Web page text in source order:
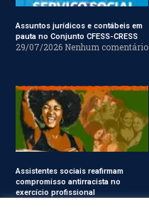
Assuntos jurídicos e contábeis em
pauta no Conjunto CFESS-CRESS
29/07/2026 Nenhum comentário
Assistentes sociais reafirmam
compromisso antirracista no
exercício profissional